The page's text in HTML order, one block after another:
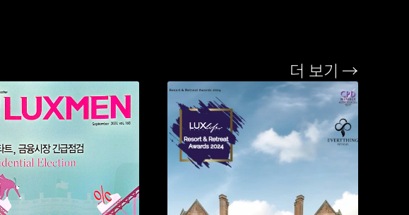
더 보기 →